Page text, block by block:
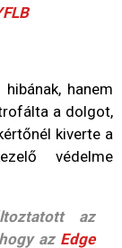
hanem
a dolgot,
kiverte a
védelme
az
az Edge